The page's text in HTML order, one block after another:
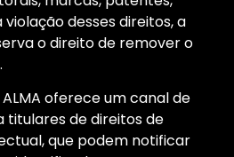
desses direitos, a
o direito de remover o
ALMA oferece um canal de
de direitos de
que podem notificar